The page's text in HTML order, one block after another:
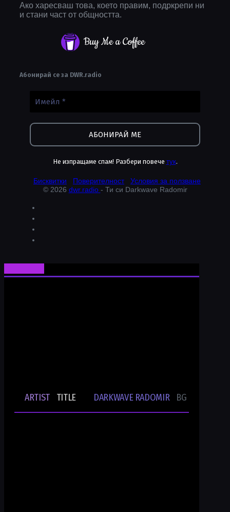
Ако харесваш това, което правим, подркрепи ни
и стани част от общността.
Buy Me a Coffee
Абонирай се за DWR.radio
Не изпращаме спам! Разбери повече тук.
Бисквитки Поверителност
Условия за ползване
© 2026 dwr.radio - Ти си Darkwave Radomir
ARTIST- TITLE DARKWAVE RADOMIR BG